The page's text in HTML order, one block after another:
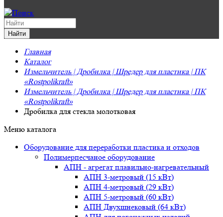
Главная
Каталог
Измельчитель | Дробилка | Шредер для пластика | ПК
«Rostpolikraft»
Измельчитель | Дробилка | Шредер для пластика | ПК
«Rostpolikraft»
Дробилка для стекла молотковая
Меню каталога
Оборудование для переработки пластика и отходов
Полимерпесчаное оборудование
АПН - агрегат плавильно-нагревательный
АПН 3-метровый (15 кВт)
АПН 4-метровый (29 кВт)
АПН 5-метровый (60 кВт)
АПН Двухшнековый (64 кВт)